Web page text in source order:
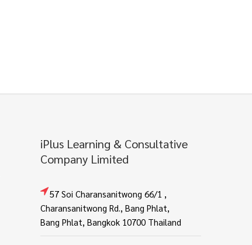
iPlus Learning & Consultative
Company Limited
57 Soi Charansanitwong 66/1 ,
Charansanitwong Rd., Bang Phlat,
Bang Phlat, Bangkok 10700 Thailand